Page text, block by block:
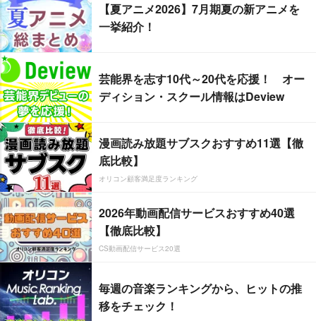
【夏アニメ2026】7月期夏の新アニメを
一挙紹介！
芸能界を志す10代～20代を応援！ オー
ディション・スクール情報はDeview
漫画読み放題サブスクおすすめ11選【徹
底比較】
オリコン顧客満足度ランキング
2026年動画配信サービスおすすめ40選
【徹底比較】
CS動画配信サービス20選
毎週の音楽ランキングから、ヒットの推
移をチェック！